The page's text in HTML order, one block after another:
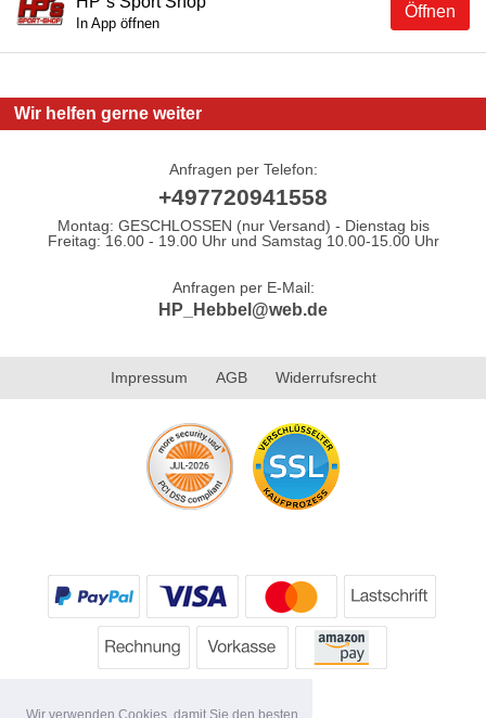
Öffnen
In App öffnen
Wir helfen gerne weiter
Anfragen per Telefon:
+497720941558
Montag: GESCHLOSSEN (nur Versand) - Dienstag bis
Freitag: 16.00 - 19.00 Uhr und Samstag 10.00-15.00 Uhr
Anfragen per E-Mail:
HP_Hebbel@web.de
Impressum AGB Widerrufsrecht